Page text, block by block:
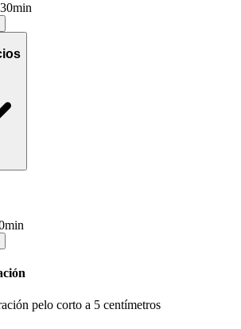
30min
pelo corto a 5 centímetros